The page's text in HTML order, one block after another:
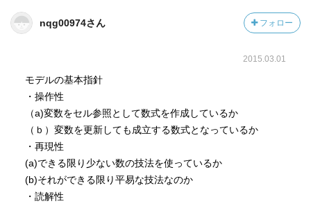
nqg00974さん フォロー
2015.03.01
モデルの基本指針
・操作性
（a)変数をセル参照として数式を作成しているか
（ｂ）変数を更新しても成立する数式となっているか
・再現性
(a)できる限り少ない数の技法を使っているか
(b)それができる限り平易な技法なのか
・読解性